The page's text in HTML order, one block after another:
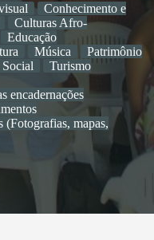
Conhecimento e
Culturas Afro-
Educação
Música
Patrimônio
Turismo
encadernações
(Fotografias, mapas,